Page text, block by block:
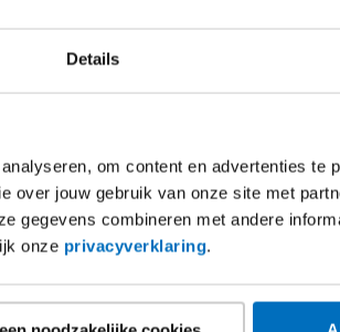
Details
om content en advertenties te
over jouw gebruik van onze site met
gegevens combineren met andere
onze privacyverklaring.
pagina